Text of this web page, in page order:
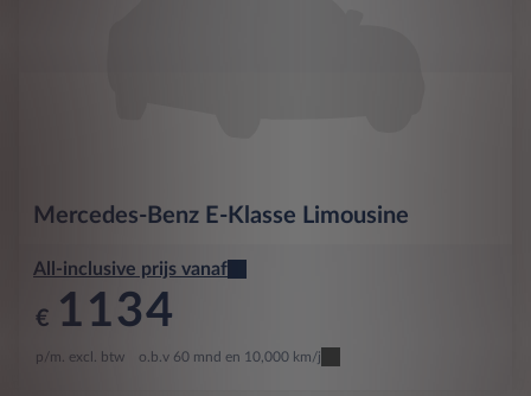
Mercedes-Benz E-Klasse Limousine
All-inclusive prijs vanaf
€ 1134
p/m. excl. btw o.b.v 60 mnd en 10,000 km/j